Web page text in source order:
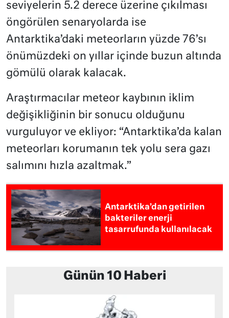
seviyelerin 5.2 derece üzerine çıkılması
öngörülen senaryolarda ise
Antarktika’daki meteorların yüzde 76’sı
önümüzdeki on yıllar içinde buzun altında
gömülü olarak kalacak.
Araştırmacılar meteor kaybının iklim
değişikliğinin bir sonucu olduğunu
vurguluyor ve ekliyor: “Antarktika’da kalan
meteorları korumanın tek yolu sera gazı
salımını hızla azaltmak.”
Antarktika’dan getirilen
bakteriler enerji
tasarrufunda kullanılacak
Günün 10 Haberi